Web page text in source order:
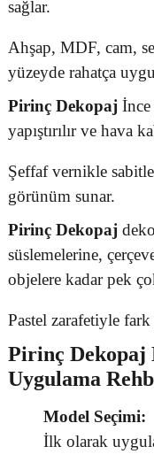
sağlar.
Ahşap, MDF, cam,
yüzeyde rahatça
Pirinç Dekopaj İnce
yapıştırılır ve hava
Şeffaf vernikle
görünüm sunar.
Pirinç Dekopaj
süslemelerine,
objelere kadar pek
Pastel zarafetiyle
Pirinç Dekopaj
Uygulama
Model Seçimi:
İlk olarak